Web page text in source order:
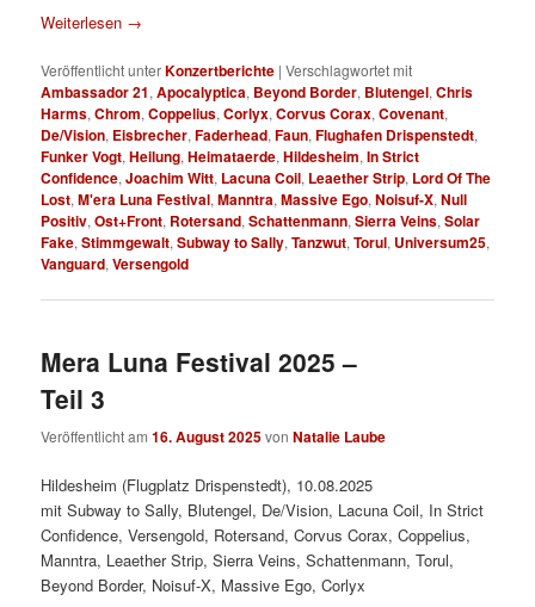
Weiterlesen →
Veröffentlicht unterKonzertberichte |Verschlagwortet mit
Ambassador 21,Apocalyptica, Beyond Border, Blutengel,Chris
Harms,Chrom,Coppelius,Corlyx,Corvus Corax,Covenant,
De/Vision, Eisbrecher,Faderhead,Faun,Flughafen Drispenstedt,
Funker Vogt,Heilung,Heimataerde,Hildesheim,In Strict
Confidence,Joachim Witt, Lacuna Coil, Leaether Strip, Lord Of The
Lost,M'era Luna Festival,Manntra,Massive Ego,Noisuf-X,Null
Positiv,Ost+Front, Rotersand,Schattenmann,Sierra Veins,Solar
Fake,Stimmgewalt,Subway to Sally,Tanzwut,Torul, Universum25,
Vanguard,Versengold
Mera Luna Festival 2025 –
Teil 3
Veröffentlicht am16. August 2025vonNatalie Laube
Hildesheim (Flugplatz Drispenstedt), 10.08.2025
mit Subway to Sally, Blutengel, De/Vision, Lacuna Coil, In Strict
Confidence, Versengold, Rotersand, Corvus Corax, Coppelius,
Manntra, Leaether Strip, Sierra Veins, Schattenmann, Torul,
Beyond Border, Noisuf-X, Massive Ego, Corlyx